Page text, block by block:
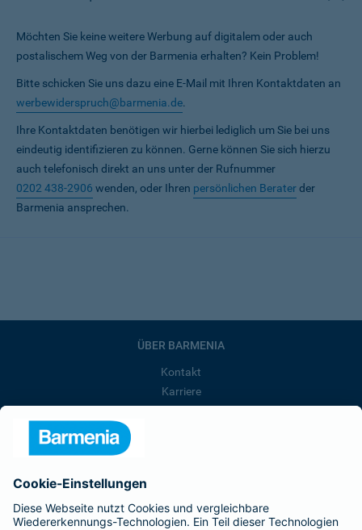
Möchten Sie keine weitere Werbung auf digitalem oder auch
postalischem Weg von der Barmenia erhalten? Kein Problem!
Bitte schicken Sie uns dazu eine E-Mail mit Ihren Kontaktdaten an
werbewiderspruch@barmenia.de.
Ihre Kontaktdaten benötigen wir hierbei lediglich um Sie bei uns
eindeutig identifizieren zu können. Gerne können Sie sich hierzu
auch telefonisch direkt an uns unter der Rufnummer
0202 438-2906 wenden, oder Ihren persönlichen Beraterder
Barmenia ansprechen.
ÜBER BARMENIA
Kontakt
Karriere
Barmenia ist Teil der BarmeniaGothaer
BELIEBTE SEITEN